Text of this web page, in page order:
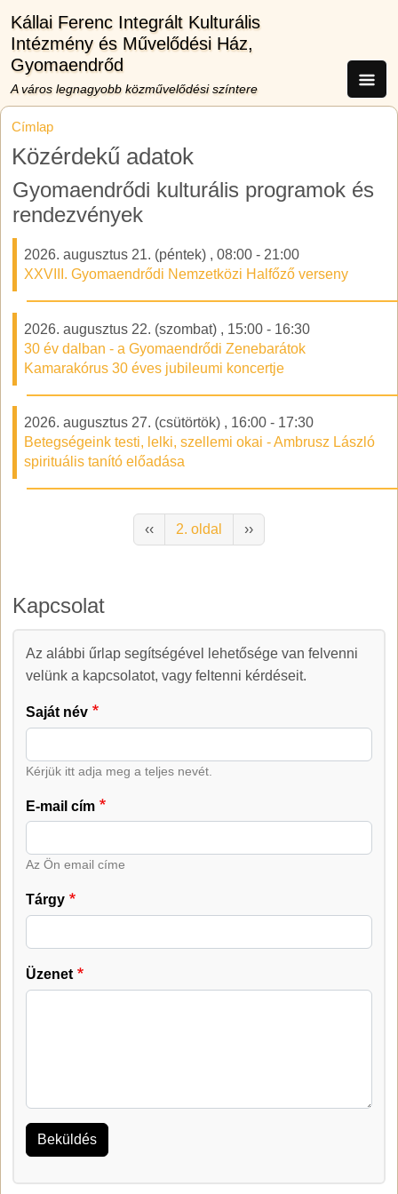
Kállai Ferenc Integrált Kulturális
Intézmény és Művelődési Ház,
Gyomaendrőd
A város legnagyobb közművelődési színtere
Címlap
Közérdekű adatok
Gyomaendrődi kulturális programok és
rendezvények
2026. augusztus 21. (péntek) , 08:00 - 21:00
XXVIII. Gyomaendrődi Nemzetközi Halfőző verseny
2026. augusztus 22. (szombat) , 15:00 - 16:30
30 év dalban - a Gyomaendrődi Zenebarátok
Kamarakórus 30 éves jubileumi koncertje
2026. augusztus 27. (csütörtök) , 16:00 - 17:30
Betegségeink testi, lelki, szellemi okai - Ambrusz László
spirituális tanító előadása
Előző oldal
‹‹ 2. oldal Következő oldal
››
Kapcsolat
Kapcsolat
Az alábbi űrlap segítségével lehetősége van felvenni
velünk a kapcsolatot, vagy feltenni kérdéseit.
Saját név
Kérjük itt adja meg a teljes nevét.
E-mail cím
Az Ön email címe
Tárgy
Üzenet